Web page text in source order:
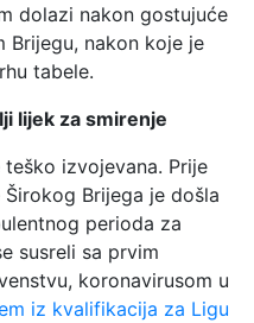
dolazi nakon gostujuće
Brijegu, nakon koje je
tabele.
lijek za smirenje
izvojevana. Prije
Brijega je došla
perioda za
susreli sa prvim
koronavirusom u
iz kvalifikacija za Ligu